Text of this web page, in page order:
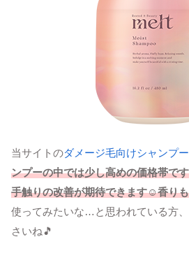
当サイトのダメージ毛向けシャンプ
ンプーの中では少し高めの価格帯で
手触りの改善が期待できます☺香り
使ってみたいな…と思われている方
さいね🎵